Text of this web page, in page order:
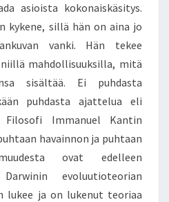
E
T
U
–
A
J
E
N
S
Y
asioista kokonaiskäsitys.
kykene, sillä hän on aina jo
vanki. Hän tekee
mahdollisuuksilla, mitä
sisältää. Ei puhdasta
puhdasta ajattelua eli
Filosofi Immanuel Kantin
havainnon ja puhtaan
ovat edelleen
evoluutioteorian
lukee ja on lukenut teoriaa